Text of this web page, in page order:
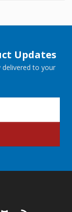
Updates
to your